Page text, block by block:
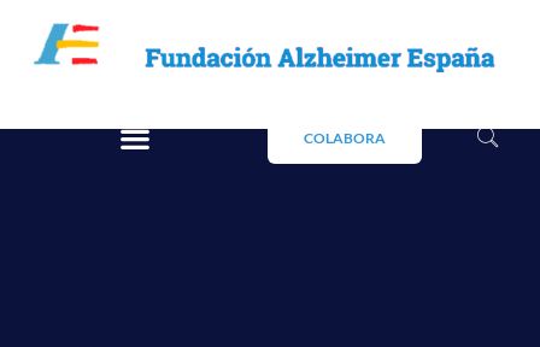
COLABORA